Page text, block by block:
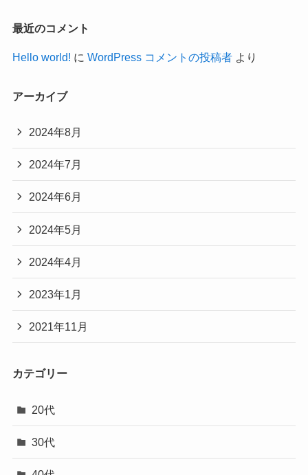
最近のコメント
Hello world! に WordPress コメントの投稿者より
アーカイブ
2024年8月
2024年7月
2024年6月
2024年5月
2024年4月
2023年1月
2021年11月
カテゴリー
20代
30代